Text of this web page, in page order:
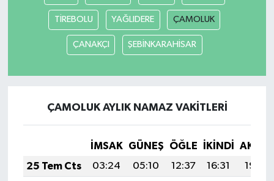
TİREBOLU YAĞLIDERE ÇAMOLUK
ÇANAKÇI ŞEBİNKARAHİSAR
ÇAMOLUK AYLIK NAMAZ VAKITLERI
İMSAK GÜNEŞ ÖĞLE İKINDI
25 Tem Cts
03:24 05:10 12:37 16:31
19:54